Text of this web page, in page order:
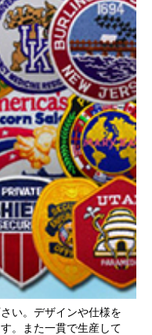
い。デザインや仕様を
。また一貫で生産して